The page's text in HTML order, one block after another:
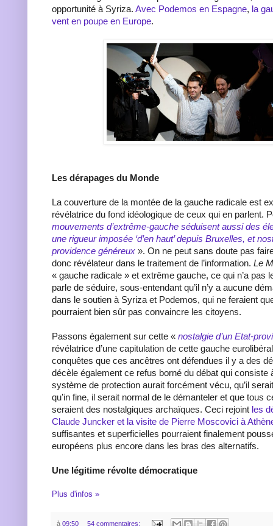
opportunité à Syriza. Avec Podemos en Espagne, la
vent en poupe en Europe.
Les dérapages du Monde
La couverture de la montée de la gauche radicale est
révélatrice du fond idéologique de ceux qui en parlent.
mouvements d’extrême-gauche séduisent aussi des
une rigueur imposée ‘d’en haut’ depuis Bruxelles, et
providence généreux ». On ne peut sans doute pas
donc révélateur dans le traitement de l’information. Le
« gauche radicale » et extrême gauche, ce qui n’a pas
parle de séduire, sous-entendant qu’il n’y a aucune
dans le soutien à Syriza et Podemos, qui ne feraient
pourraient bien sûr pas convaincre les citoyens.
Passons également sur cette « nostalgie d’un Etat-
révélatrice d’une capitulation de cette gauche
conquêtes que ces ancêtres ont défendues il y a des
décèle également ce refus borné du débat qui consiste
système de protection aurait forcément vécu, qu’il
qu’in fine, il serait normal de le démanteler et que tous
seraient des nostalgiques archaïques. Ceci rejoint les
Claude Juncker et la visite de Pierre Moscovici à
suffisantes et superficielles pourraient finalement
européens plus encore dans les bras des alternatifs.
Une légitime révolte démocratique
Plus d'infos »
à 09:50 54 commentaires: